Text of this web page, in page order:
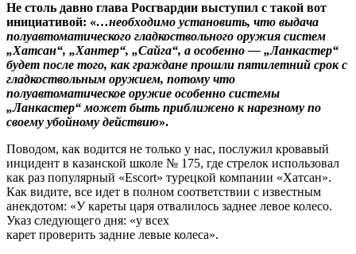
Не столь давно глава Росгвардии выступил с такой вот
инициативой: «…необходимо установить, что выдача
полуавтоматического гладкоствольного оружия систем
„Хатсан“, „Хантер“, „Сайга“, а особенно — „Ланкастер“
будет после того, как граждане прошли пятилетний срок с
гладкоствольным оружием, потому что
полуавтоматическое оружие особенно системы
„Ланкастер“ может быть приближено к нарезному по
своему убойному действию».
Поводом, как водится не только у нас, послужил кровавый
инцидент в казанской школе № 175, где стрелок использовал
как раз популярный «Escort» турецкой компании «Хатсан».
Как видите, все идет в полном соответствии с известным
анекдотом: «У кареты царя отвалилось заднее левое колесо.
Указ следующего дня: «у всех
карет проверить задние левые колеса».